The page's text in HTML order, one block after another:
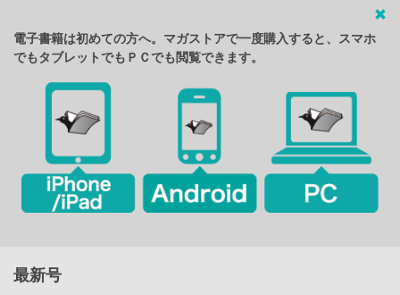
電子書籍は初めての方へ。マガストアで一度購入すると、スマホ
でもタブレットでもＰＣでも閲覧できます。
最新号